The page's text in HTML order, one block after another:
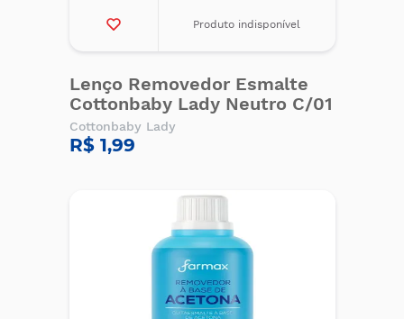
Produto indisponível
Lenço Removedor Esmalte
Cottonbaby Lady Neutro C/01
Cottonbaby Lady
R$ 1,99